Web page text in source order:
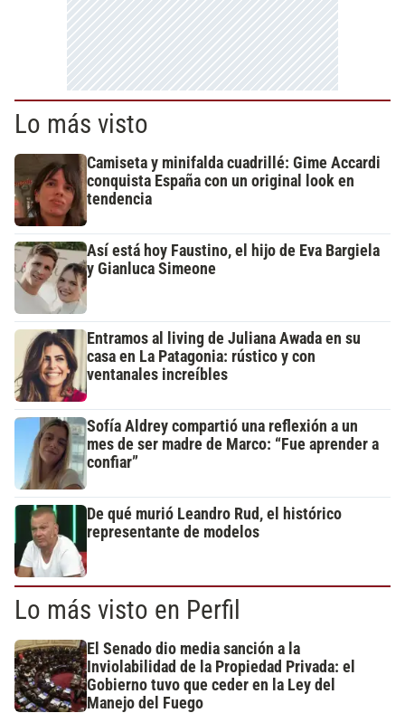
Lo más visto
Camiseta y minifalda cuadrillé: Gime Accardi
conquista España con un original look en
tendencia
Así está hoy Faustino, el hijo de Eva Bargiela
y Gianluca Simeone
Entramos al living de Juliana Awada en su
casa en La Patagonia: rústico y con
ventanales increíbles
Sofía Aldrey compartió una reflexión a un
mes de ser madre de Marco: “Fue aprender a
confiar”
De qué murió Leandro Rud, el histórico
representante de modelos
Lo más visto en Perfil
El Senado dio media sanción a la
Inviolabilidad de la Propiedad Privada: el
Gobierno tuvo que ceder en la Ley del
Manejo del Fuego